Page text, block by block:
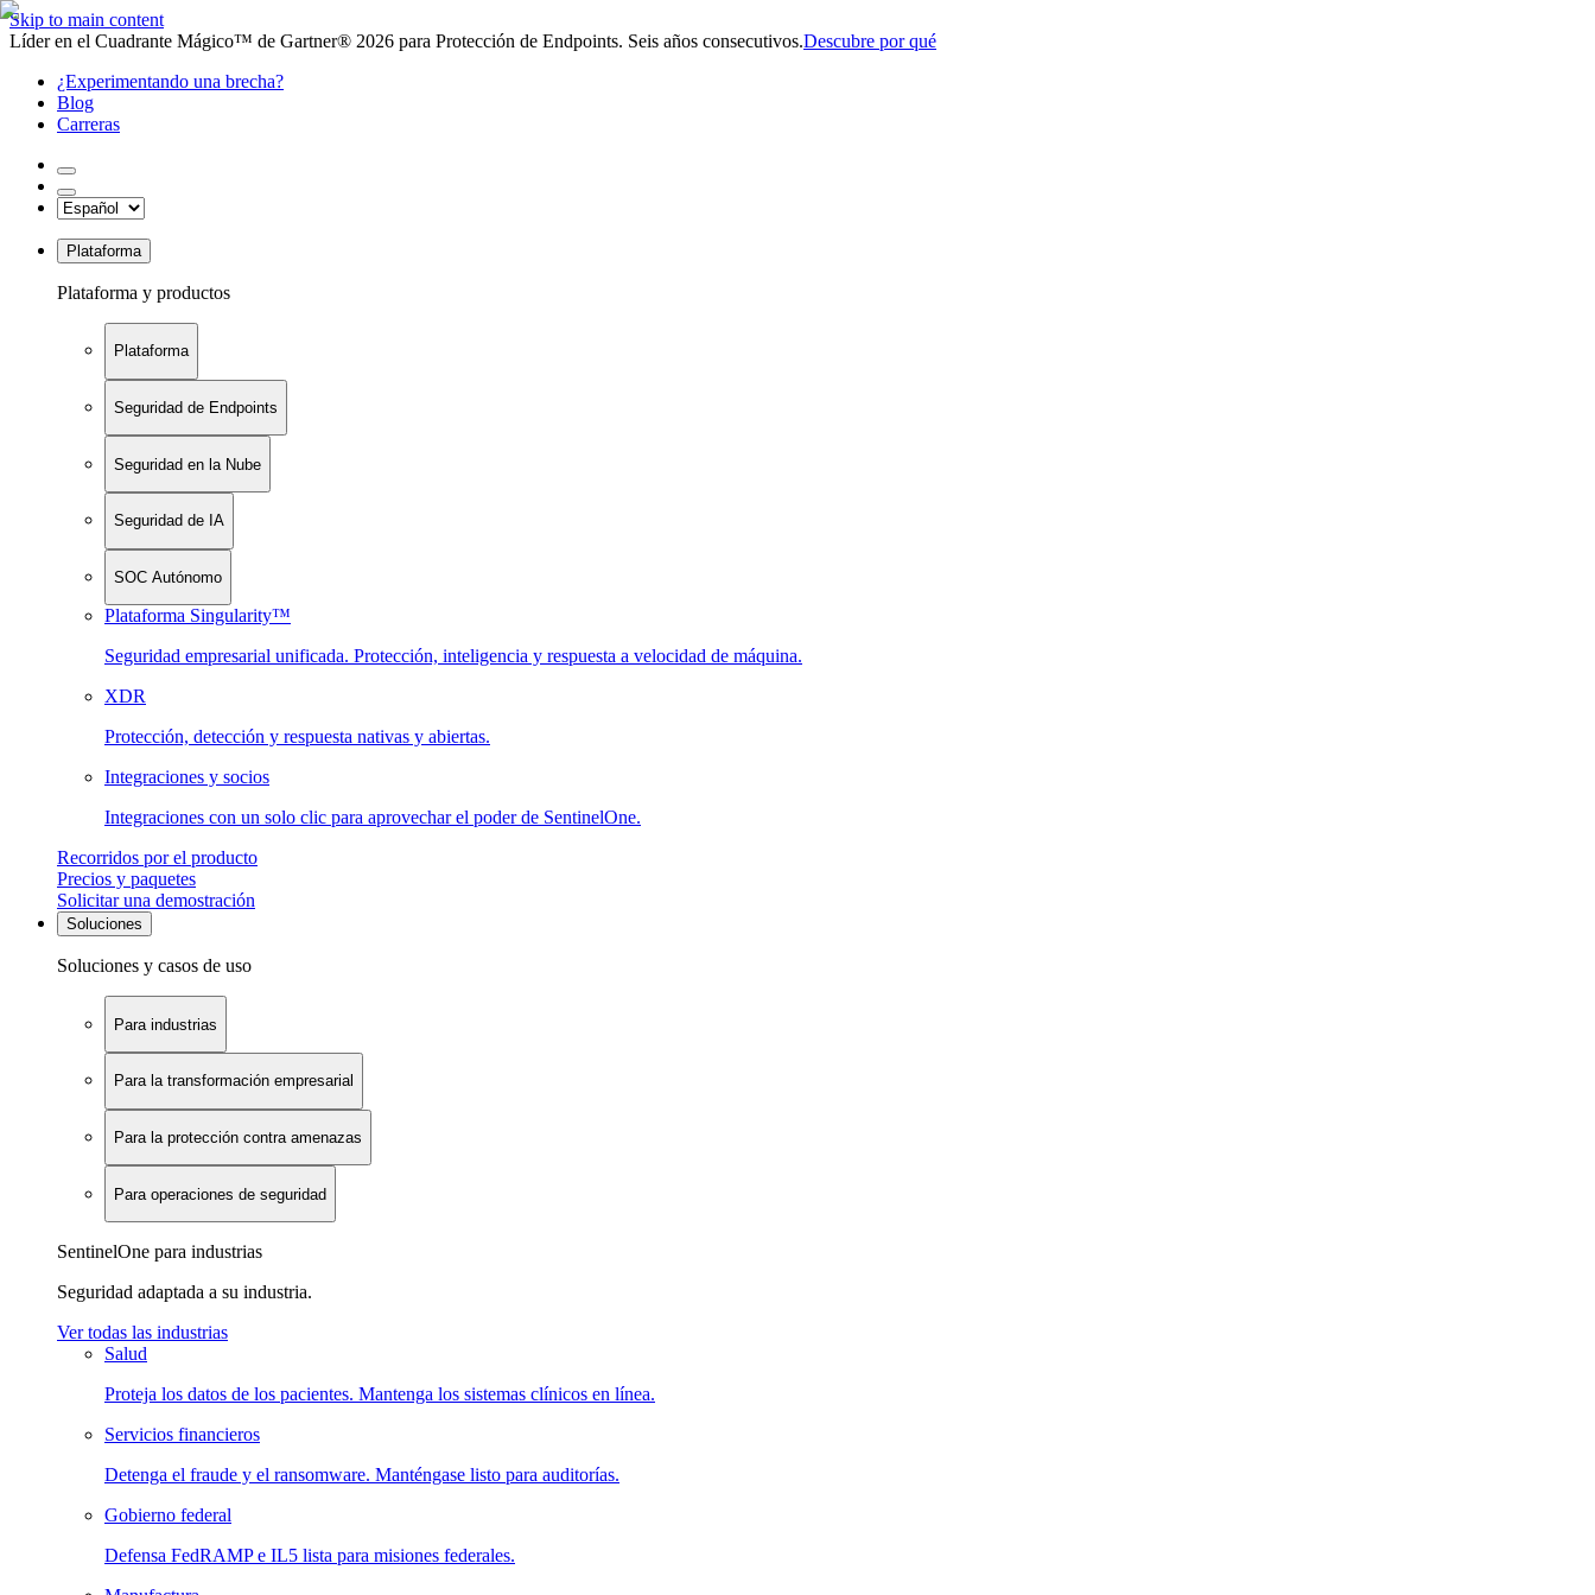
Skip to main content
Líder en el Cuadrante Mágico™ de Gartner® 2026 para Protección de Endpoints. Seis años consecutivos.Descubre por qué
¿Experimentando una brecha?
Blog
Carreras
Plataforma
Plataforma y productos
Plataforma
Seguridad de Endpoints
Seguridad en la Nube
Seguridad de IA
SOC Autónomo
Plataforma Singularity™
Seguridad empresarial unificada. Protección, inteligencia y respuesta a velocidad de máquina.
XDR
Protección, detección y respuesta nativas y abiertas.
Integraciones y socios
Integraciones con un solo clic para aprovechar el poder de SentinelOne.
Recorridos por el producto
Precios y paquetes
Solicitar una demostración
Soluciones
Soluciones y casos de uso
Para industrias
Para la transformación empresarial
Para la protección contra amenazas
Para operaciones de seguridad
SentinelOne para industrias
Seguridad adaptada a su industria.
Ver todas las industrias
Salud
Proteja los datos de los pacientes. Mantenga los sistemas clínicos en línea.
Servicios financieros
Detenga el fraude y el ransomware. Manténgase listo para auditorías.
Gobierno federal
Defensa FedRAMP e IL5 lista para misiones federales.